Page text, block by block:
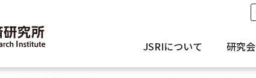
JSRIについて 研究会